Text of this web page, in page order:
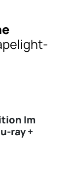
Im
ray +